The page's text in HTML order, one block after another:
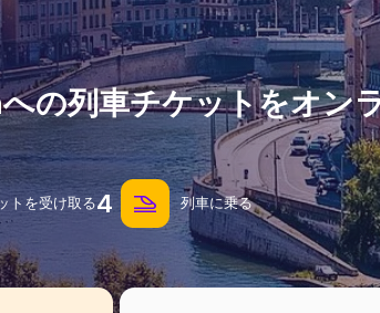
の列車チケットをオン
トを受け取る4 列車に乗る